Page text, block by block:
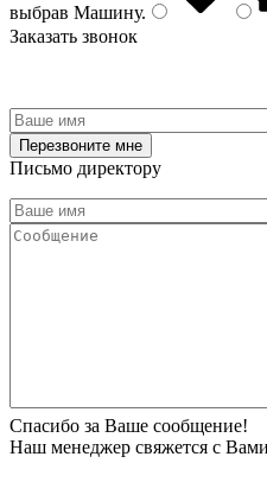
выбрав Машину.
Заказать звонок
Письмо директору
Спасибо за Ваше сообщение!
Наш менеджер свяжется с